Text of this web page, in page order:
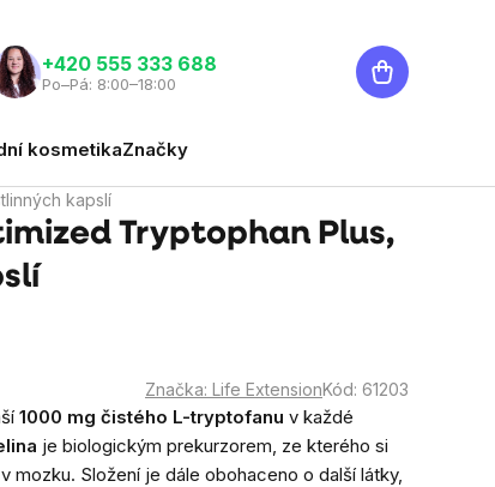
‭+420 555 333 688
Po–Pá: 8:00–18:00
Nákupní
košík
kosmetikaZnačky
kapslí
Tryptophan Plus,
Značka: Life ExtensionKód: 61203
1000 mg čistého L-tryptofanu v každé
je biologickým prekurzorem, ze kterého si
mozku. Složení je dále obohaceno o další látky,